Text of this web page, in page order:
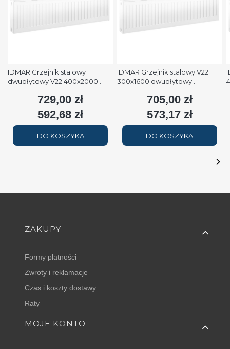
IDMAR Grzejnik stalowy
dwupłytowy V22 400x2000
2508W (90/70/20°C) biały
Cena
729,00 zł
Cena
592,68 zł
DO KOSZYKA
IDMAR Grzejnik stalowy V22
300x1600 dwupłytowy
(90/70/20°C) biały RAL9016
Cena
705,00 zł
Cena
573,17 zł
DO KOSZYKA
Linki w stopce
ZAKUPY
Formy płatności
Zwroty i reklamacje
Czas i koszty dostawy
Raty
MOJE KONTO